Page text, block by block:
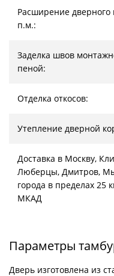
Расширение дверного
п.м.:
Заделка швов
пеной:
Отделка откосов:
Утепление дверной
Доставка в Москву,
Люберцы, Дмитров,
города в пределах 25
МКАД
Параметры
Дверь изготовлена из